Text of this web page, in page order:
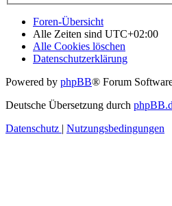
Foren-Übersicht
Alle Zeiten sind UTC+02:00
Alle Cookies löschen
Datenschutzerklärung
Powered by phpBB® Forum
Deutsche Übersetzung durch
Datenschutz | Nutzungsbedingungen